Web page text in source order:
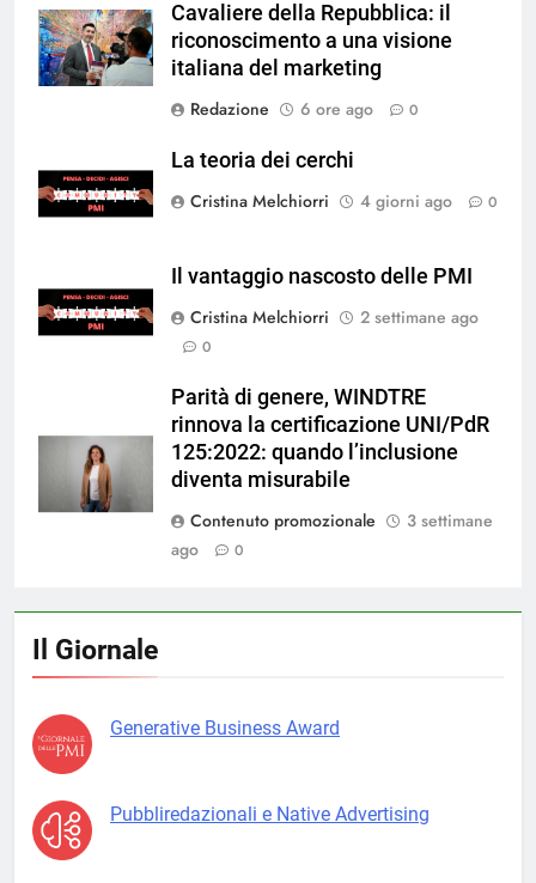
Cavaliere della Repubblica: il
riconoscimento a una visione
italiana del marketing
Redazione
6 ore ago 0
La teoria dei cerchi
Cristina Melchiorri
4 giorni ago 0
Il vantaggio nascosto delle PMI
Cristina Melchiorri
2 settimane ago
0
Parità di genere, WINDTRE
rinnova la certificazione UNI/PdR
125:2022: quando l’inclusione
diventa misurabile
Contenuto promozionale
3 settimane
ago
0
Il Giornale
Generative Business Award
Pubbliredazionali e Native Advertising